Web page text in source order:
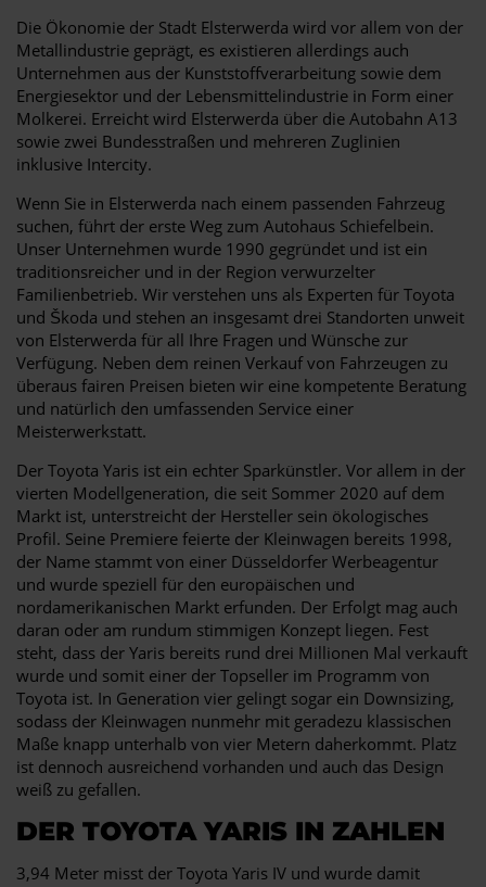
Die Ökonomie der Stadt Elsterwerda wird vor allem von der
Metallindustrie geprägt, es existieren allerdings auch
Unternehmen aus der Kunststoffverarbeitung sowie dem
Energiesektor und der Lebensmittelindustrie in Form einer
Molkerei. Erreicht wird Elsterwerda über die Autobahn A13
sowie zwei Bundesstraßen und mehreren Zuglinien
inklusive Intercity.
Wenn Sie in Elsterwerda nach einem passenden Fahrzeug
suchen, führt der erste Weg zum Autohaus Schiefelbein.
Unser Unternehmen wurde 1990 gegründet und ist ein
traditionsreicher und in der Region verwurzelter
Familienbetrieb. Wir verstehen uns als Experten für Toyota
und Škoda und stehen an insgesamt drei Standorten unweit
von Elsterwerda für all Ihre Fragen und Wünsche zur
Verfügung. Neben dem reinen Verkauf von Fahrzeugen zu
überaus fairen Preisen bieten wir eine kompetente Beratung
und natürlich den umfassenden Service einer
Meisterwerkstatt.
Der Toyota Yaris ist ein echter Sparkünstler. Vor allem in der
vierten Modellgeneration, die seit Sommer 2020 auf dem
Markt ist, unterstreicht der Hersteller sein ökologisches
Profil. Seine Premiere feierte der Kleinwagen bereits 1998,
der Name stammt von einer Düsseldorfer Werbeagentur
und wurde speziell für den europäischen und
nordamerikanischen Markt erfunden. Der Erfolgt mag auch
daran oder am rundum stimmigen Konzept liegen. Fest
steht, dass der Yaris bereits rund drei Millionen Mal verkauft
wurde und somit einer der Topseller im Programm von
Toyota ist. In Generation vier gelingt sogar ein Downsizing,
sodass der Kleinwagen nunmehr mit geradezu klassischen
Maße knapp unterhalb von vier Metern daherkommt. Platz
ist dennoch ausreichend vorhanden und auch das Design
weiß zu gefallen.
DER TOYOTA YARIS IN ZAHLEN
3,94 Meter misst der Toyota Yaris IV und wurde damit